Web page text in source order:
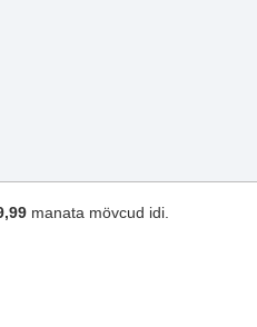
manata mövcud idi.